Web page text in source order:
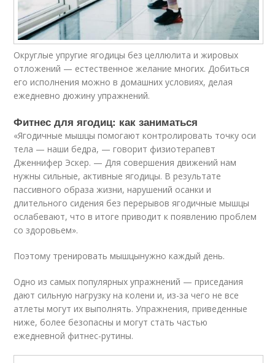
Округлые упругие ягодицы без целлюлита и жировых
отложений — естественное желание многих. Добиться
его исполнения можно в домашних условиях, делая
ежедневно дюжину упражнений.
Фитнес для ягодиц: как заниматься
«Ягодичные мышцы помогают контролировать точку оси
тела — наши бедра, — говорит физиотерапевт
Дженнифер Эскер. — Для совершения движений нам
нужны сильные, активные ягодицы. В результате
пассивного образа жизни, нарушений осанки и
длительного сидения без перерывов ягодичные мышцы
ослабевают, что в итоге приводит к появлению проблем
со здоровьем».
Поэтому тренировать мышцынужно каждый день.
Одно из самых популярных упражнений — приседания
дают сильную нагрузку на колени и, из-за чего не все
атлеты могут их выполнять. Упражнения, приведенные
ниже, более безопасны и могут стать частью
ежедневной фитнес-рутины.